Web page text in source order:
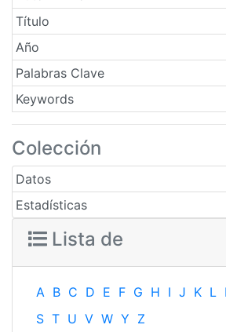
Título
Año
Palabras Clave
Keywords
Colección
Datos
Estadísticas
Lista de
A B C D E F G H I J K L
S T U V W Y Z